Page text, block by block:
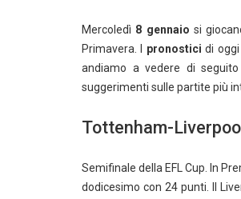
Mercoledì 8 gennaio si
Primavera. I pronostici di
andiamo a vedere di
suggerimenti sulle partite più
Tottenham-
Semifinale della EFL Cup. In
dodicesimo con 24 punti. Il